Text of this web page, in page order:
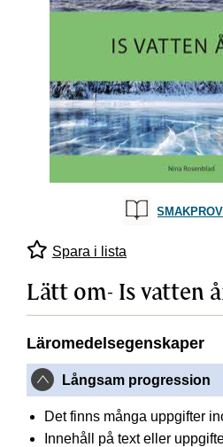
SMAKPROV
Spara i lista
Lätt om- Is vatten
Läromedelsegenskaper
Långsam progression
Det finns många uppgifter
Innehåll på text eller